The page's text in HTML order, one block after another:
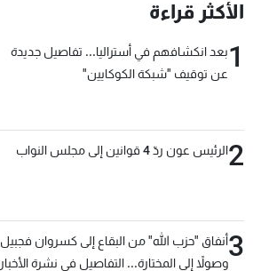
الأكثر قراءة
1بعد انكشافهم في أستراليا... تفاصيل جديدة
عن توقيف "شبكة الكوكايين"
2الرئيس عون ردّ 4 قوانين إلى مجلس النواب
3أنفاق "حزب الله" من البقاع إلى كسروان فجبيل
وصولاً إلى المختارة... التفاصيل في نشرة الأخبار